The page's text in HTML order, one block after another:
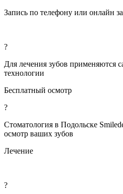
Запись по телефону или онлайн
?
Для лечения зубов применяются
технологии
Бесплатный осмотр
?
Стоматология в Подольске
осмотр ваших зубов
Лечение
?